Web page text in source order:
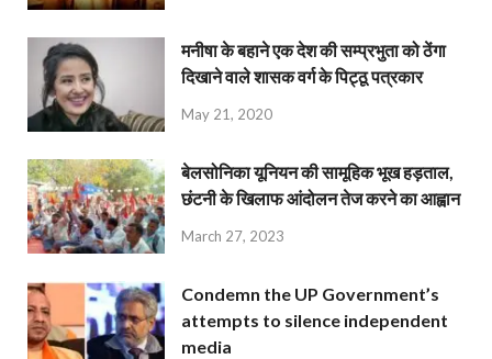
मनीषा के बहाने एक देश की सम्प्रभुता को ठेंगा
दिखाने वाले शासक वर्ग के पिट्ठू पत्रकार
May 21, 2020
बेलसोनिका यूनियन की सामूहिक भूख हड़ताल,
छंटनी के खिलाफ आंदोलन तेज करने का आह्वान
March 27, 2023
Condemn the UP Government’s
attempts to silence independent
media